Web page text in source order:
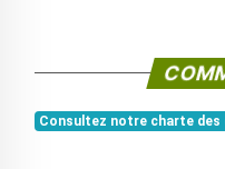
Consultez notre charte des